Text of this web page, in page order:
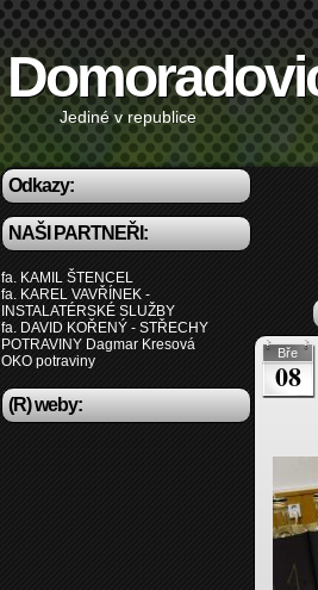
Jediné v republice
Odkazy:
NAŠI PARTNEŘI:
fa. KAMIL ŠTENCEL
fa. KAREL VAVŘÍNEK -
INSTALATÉRSKÉ SLUŽBY
fa. DAVID KOŘENÝ - STŘECHY
POTRAVINY Dagmar Kresová
OKO potraviny
(R) weby:
Bře
08